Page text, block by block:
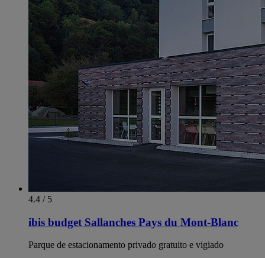
4.4 / 5
ibis budget Sallanches Pays du Mont-Blanc
Parque de estacionamento privado gratuito e vigiado